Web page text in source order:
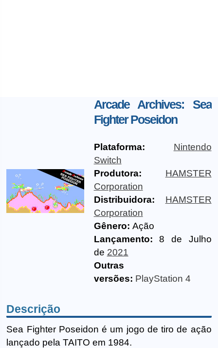
Arcade Archives: Sea
Fighter Poseidon
Plataforma:
Nintendo
Switch
Produtora:
HAMSTER
Corporation
Distribuidora:
HAMSTER
Corporation
Gênero: Ação
Lançamento: 8 de Julho
de 2021
Outras
versões: PlayStation 4
Descrição
Sea Fighter Poseidon é um jogo de tiro de ação
lançado pela TAITO em 1984.